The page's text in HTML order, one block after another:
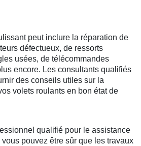
peut inclure la réparation de
défectueux, de ressorts
usées, de télécommandes
encore. Les consultants qualifiés
des conseils utiles sur la
volets roulants en bon état de
qualifié pour le assistance
pouvez être sûr que les travaux